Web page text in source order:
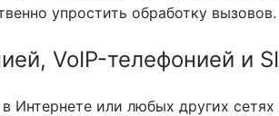
упростить обработку вызовов.
VoIP-телефонией и
Интернете или любых других